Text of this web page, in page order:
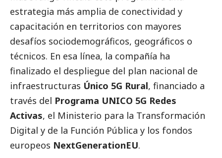
estrategia más amplia de conectividad y
capacitación en territorios con mayores
desafíos sociodemográficos, geográficos o
técnicos. En esa línea, la compañía ha
finalizado el despliegue del plan nacional de
infraestructuras Único 5G Rural, financiado a
través del Programa UNICO 5G Redes
Activas, el Ministerio para la Transformación
Digital y de la Función Pública y los fondos
europeos NextGenerationEU.